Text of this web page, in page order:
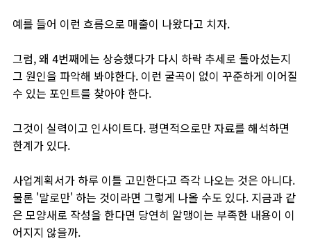
예를 들어 이런 흐름으로 매출이 나왔다고 치자.
그럼, 왜 4번째에는 상승했다가 다시 하락 추세로 돌아섰는지
그 원인을 파악해 봐야한다. 이런 굴곡이 없이 꾸준하게 이어질
수 있는 포인트를 찾아야 한다.
그것이 실력이고 인사이트다. 평면적으로만 자료를 해석하면
한계가 있다.
사업계획서가 하루 이틀 고민한다고 즉각 나오는 것은 아니다.
물론 '말로만' 하는 것이라면 그렇게 나올 수도 있다. 지금과 같
은 모양새로 작성을 한다면 당연히 알맹이는 부족한 내용이 이
어지지 않을까.